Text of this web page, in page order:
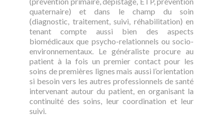
quaternaire) et dans le champ du soin
(diagnostic, traitement, suivi, réhabilitation) en
tenant compte aussi bien des aspects
biomédicaux que psycho-relationnels ou socio-
environnementaux. Le généraliste procure au
patient à la fois un premier contact pour les
soins de premières lignes mais aussi l’orientation
si besoin vers les autres professionnels de santé
intervenant autour du patient, en organisant la
continuité des soins, leur coordination et leur
suivi.